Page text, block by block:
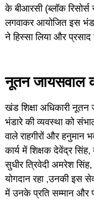
के बीआरसी (ब्लॉक
लगवाकर आयोजित इस
ने हिस्सा लिया और
नूतन जायसवाल
खंड शिक्षा अधिकारी
भंडारे की व्यवस्था को
वाले राहगीरों और हनुमान
कार्य में शिक्षक देवेंद्र
सुधीर त्रिवेदी अमरेश
योगदान रहा ,उनकी इस
में उनके प्रति सम्मान और